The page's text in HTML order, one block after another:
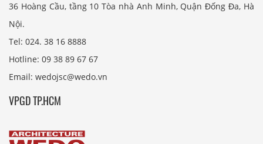
36 Hoàng Cầu, tầng 10 Tòa nhà Anh Minh, Quận Đống Đa, Hà
Nội.
Tel: 024. 38 16 8888
Hotline: 09 38 89 67 67
Email: wedojsc@wedo.vn
VPGD TP.HCM